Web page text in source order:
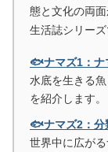
態と文化の両
生活誌シリーズ
🐟ナマズ1：
水底を生きる
を紹介します。
🐟ナマズ2：
世界中に広が